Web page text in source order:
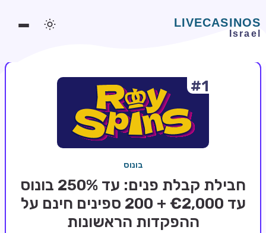
משחקים אונליין
משחקים חינמיים
בלאקג'ק אונליין
#1
בונוס
חבילת קבלת פנים: עד 250% בונוס
עד €2,000 + 200 ספינים חינם על
ההפקדות הראשונות